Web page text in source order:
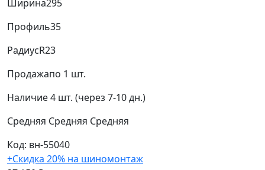
Ширина295
Профиль35
РадиусR23
Продажапо 1 шт.
Наличие4 шт. (через 7-10 дн.)
Средняя Средняя Средняя
Код: вн-55040
+Скидка 20% на шиномонтаж